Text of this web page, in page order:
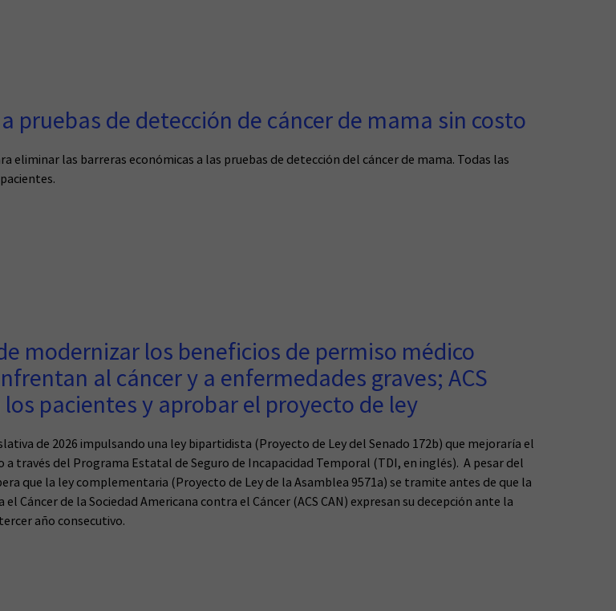
pruebas de detección de cáncer de mama sin costo
eliminar las barreras económicas a las pruebas de detección del cáncer de mama. Todas las
modernizar los beneficios de permiso médico
al cáncer y a enfermedades graves; ACS
pacientes y aprobar el proyecto de ley
de 2026 impulsando una ley bipartidista (Proyecto de Ley del Senado 172b) que mejoraría el
través del Programa Estatal de Seguro de Incapacidad Temporal (TDI, en inglés). A pesar del
que la ley complementaria (Proyecto de Ley de la Asamblea 9571a) se tramite antes de que la
Cáncer de la Sociedad Americana contra el Cáncer (ACS CAN) expresan su decepción ante la
año consecutivo.